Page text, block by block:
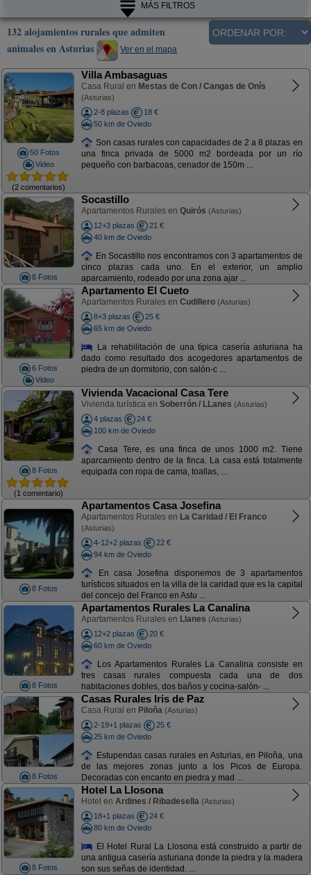
MÁS FILTROS
132 alojamientos rurales que admiten
animales en Asturias
Ver en el mapa
50 Fotos
Video
(2 comentarios)
Villa Ambasaguas
Casa Rural en Mestas de Con / Cangas de Onís
(Asturias)
2-8 plazas
18 €
50 km de Oviedo
Son casas rurales con capacidades de 2 a 8 plazas en
una finca privada de 5000 m2 bordeada por un río
pequeño con barbacoas, cenador de 150m ...
8 Fotos
Socastillo
Apartamentos Rurales en Quirós (Asturias)
12+3 plazas
21 €
40 km de Oviedo
En Socastillo nos encontramos con 3 apartamentos de
cinco plazas cada uno. En el exterior, un amplio
aparcamiento, rodeado por una zona ajar ...
6 Fotos
Video
Apartamento El Cueto
Apartamentos Rurales en Cudillero (Asturias)
8+3 plazas
25 €
65 km de Oviedo
La rehabilitación de una típica casería asturiana ha
dado como resultado dos acogedores apartamentos de
piedra de un dormitorio, con salón-c ...
8 Fotos
(1 comentario)
Vivienda Vacacional Casa Tere
Vivienda turística en Soberrón / LLanes (Asturias)
4 plazas
24 €
100 km de Oviedo
Casa Tere, es una finca de unos 1000 m2. Tiene
aparcamiento dentro de la finca. La casa está totalmente
equipada con ropa de cama, toallas, ...
8 Fotos
Apartamentos Casa Josefina
Apartamentos Rurales en La Caridad / El Franco
(Asturias)
4-12+2 plazas
22 €
94 km de Oviedo
En casa Josefina disponemos de 3 apartamentos
turísticos situados en la villa de la caridad que es la capital
del concejo del Franco en Astu ...
8 Fotos
Apartamentos Rurales La Canalina
Apartamentos Rurales en Llanes (Asturias)
12+2 plazas
20 €
60 km de Oviedo
Los Apartamentos Rurales La Canalina consiste en
tres casas rurales compuesta cada una de dos
habitaciones dobles, dos baños y cocina-salón- ...
8 Fotos
Casas Rurales Iris de Paz
Casa Rural en Piloña (Asturias)
2-19+1 plazas
25 €
25 km de Oviedo
Estupendas casas rurales en Asturias, en Piloña, una
de las mejores zonas junto a los Picos de Europa.
Decoradas con encanto en piedra y mad ...
8 Fotos
Hotel La Llosona
Hotel en Ardines / Ribadesella (Asturias)
18+1 plazas
24 €
80 km de Oviedo
El Hotel Rural La Llosona está construido a partir de
una antigua casería asturiana donde la piedra y la madera
son sus señas de identidad. ...